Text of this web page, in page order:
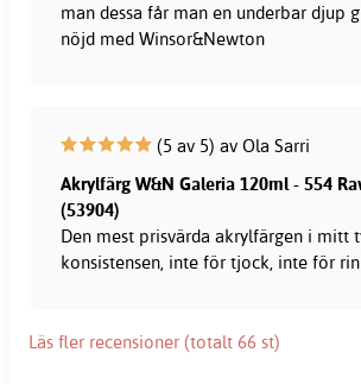
man dessa får man en underbar djup
nöjd med Winsor&Newton
(5 av 5) av Ola Sarri
Akrylfärg W&N Galeria 120ml - 554
(53904)
Den mest prisvärda akrylfärgen i mitt
konsistensen, inte för tjock, inte för
Läs fler recensioner (totalt 66 st)